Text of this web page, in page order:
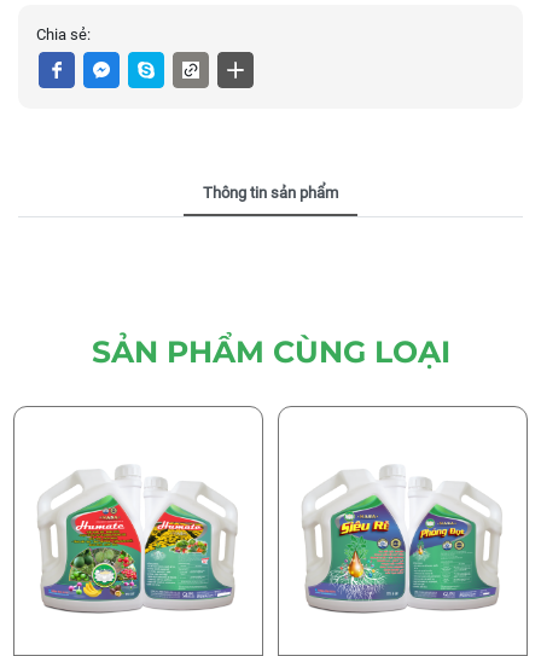
Chia sẻ:
Thông tin sản phẩm
SẢN PHẨM CÙNG LOẠI